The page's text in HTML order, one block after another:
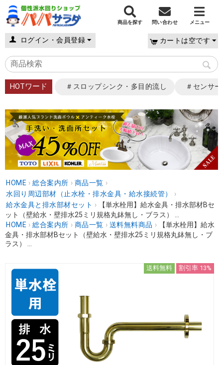
商品を探す 問い合わせ メニュー
ログイン・会員登録 カートは空です
HOTワード ＃スロップシンク・多目的流し ＃センサ
HOME › 総合案内所 › 商品一覧 ›
水回り周辺部材（止水栓・排水金具・給水接続管）
›
給水金具と排水部材セット ›
【単水栓用】給水金具・排水部材Bセ
ット（壁給水・壁排水25ミリ規格丸鉢無し・ブラス） ...
HOME › 総合案内所 › 商品一覧 › 送料無料商品 ›
【単水栓用】給水
金具・排水部材Bセット（壁給水・壁排水25ミリ規格丸鉢無し・ブ
ラス） ...
送料無料 割引率 13%